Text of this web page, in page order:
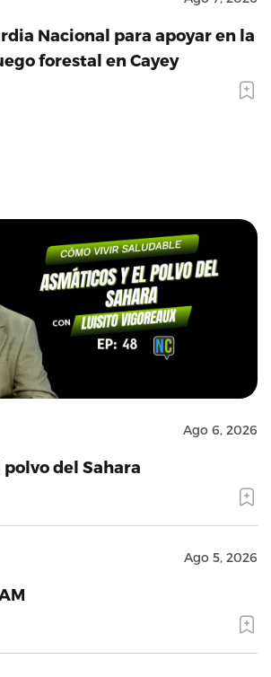
Nacional para apoyar en la
forestal en Cayey
Ago 6, 2026
del Sahara
Ago 5, 2026